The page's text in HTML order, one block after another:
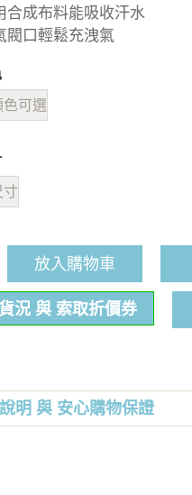
合成布料能吸收汗水
閥口輕鬆充洩氣
色可選
寸
放入購物車
況 與 索取折價券
明 與 安心購物保證